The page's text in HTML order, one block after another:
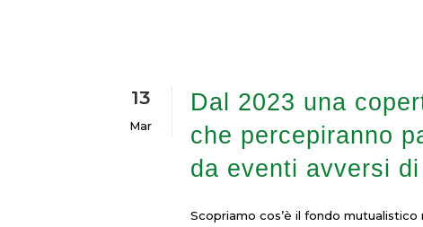
13
Mar
Dal 2023 una
che percepiranno
da eventi avversi
Scopriamo cos’è il fondo